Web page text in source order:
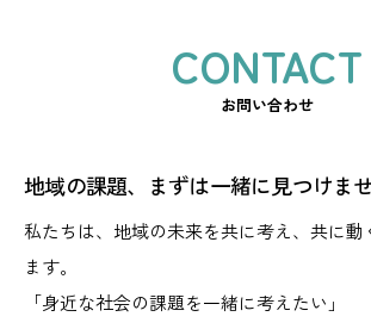
お問い合わせ
地域の課題、まずは一緒に見つけま
私たちは、地域の未来を共に考え、共に動
ます。
「身近な社会の課題を一緒に考えたい」